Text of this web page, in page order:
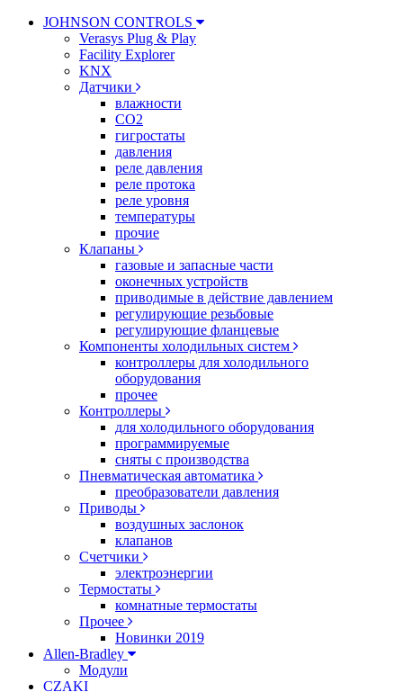
JOHNSON CONTROLS
Verasys Plug & Play
Facility Explorer
KNX
Датчики
влажности
CO2
гигростаты
давления
реле давления
реле протока
реле уровня
температуры
прочие
Клапаны
газовые и запасные части
оконечных устройств
приводимые в действие давлением
регулирующие резьбовые
регулирующие фланцевые
Компоненты холодильных систем
контроллеры для холодильного
оборудования
прочее
Контроллеры
для холодильного оборудования
программируемые
сняты с производства
Пневматическая автоматика
преобразователи давления
Приводы
воздушных заслонок
клапанов
Счетчики
электроэнергии
Термостаты
комнатные термостаты
Прочее
Новинки 2019
Allen-Bradley
Модули
CZAKI